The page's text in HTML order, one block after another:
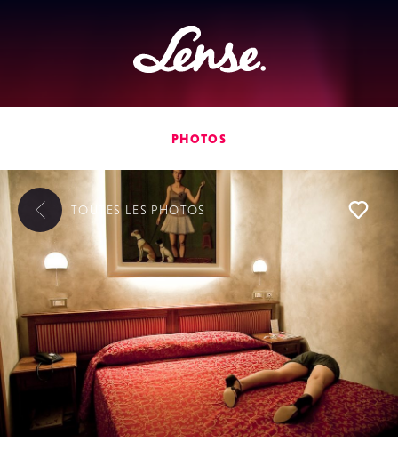
Lense
PHOTOS
TOUTES LES PHOTOS